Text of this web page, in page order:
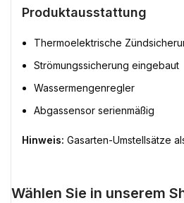
Produktausstattung
Thermoelektrische
Strömungssicherung eingebaut
Wassermengenregler
Abgassensor serienmäßig
Hinweis: Gasarten-Umstellsätze
Wählen Sie in unserem